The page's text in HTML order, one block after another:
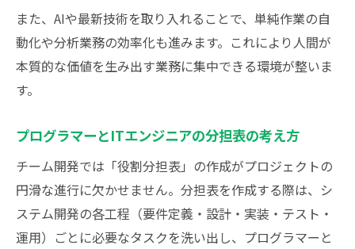
また、AIや最新技術を取り入れることで、単純作業の自
動化や分析業務の効率化も進みます。これにより人間が
本質的な価値を生み出す業務に集中できる環境が整いま
す。
プログラマーとITエンジニアの分担表の考え方
チーム開発では「役割分担表」の作成がプロジェクトの
円滑な進行に欠かせません。分担表を作成する際は、シ
ステム開発の各工程（要件定義・設計・実装・テスト・
運用）ごとに必要なタスクを洗い出し、プログラマーと